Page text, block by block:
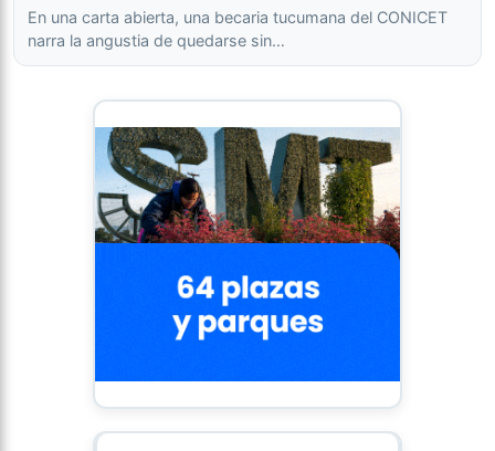
En una carta abierta, una becaria tucumana del CONICET
narra la angustia de quedarse sin…